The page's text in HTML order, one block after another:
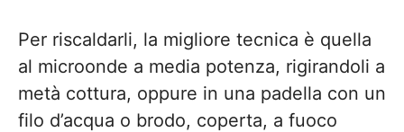
Per riscaldarli, la migliore tecnica è quella
al microonde a media potenza, rigirandoli a
metà cottura, oppure in una padella con un
filo d’acqua o brodo, coperta, a fuoco